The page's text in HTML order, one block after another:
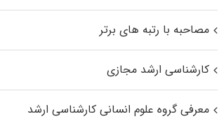
مصاحبه با رتبه های برتر
کارشناسی ارشد مجازی
معرفی گروه علوم انسانی کارشناسی ارشد